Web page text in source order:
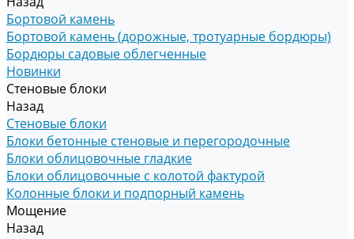
Бортовой камень
Бортовой камень (дорожные, тротуарные бордюры)
Бордюры садовые облегченные
Новинки
Стеновые блоки
Назад
Стеновые блоки
Блоки бетонные стеновые и перегородочные
Блоки облицовочные гладкие
Блоки облицовочные с колотой фактурой
Колонные блоки и подпорный камень
Мощение
Назад